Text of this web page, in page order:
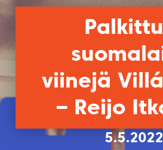
viinejä
– Reijo
5.5.2022